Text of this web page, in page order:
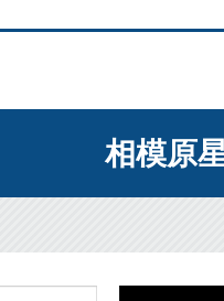
相模原